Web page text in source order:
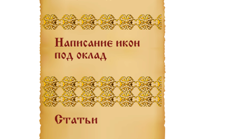
Написание икон
под оклад
Статьи